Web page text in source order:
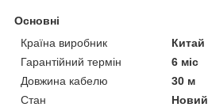
Основні
Країна виробник
Китай
Гарантійний термін
6 міс
Довжина кабелю
30 м
Стан
Новий